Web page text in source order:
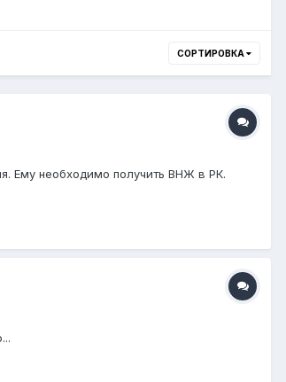
СОРТИРОВКА
Ему необходимо получить ВНЖ в РК.